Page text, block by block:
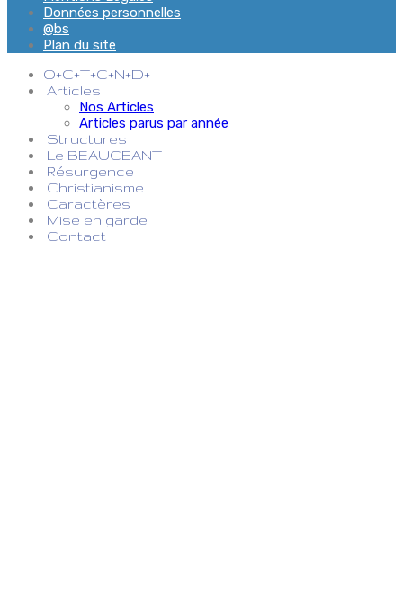
Données personnelles
@bs
Plan du site
O+C+T+C+N+D+
Articles
Nos Articles
Articles parus par année
Structures
Le BEAUCEANT
Résurgence
Christianisme
Caractères
Mise en garde
Contact